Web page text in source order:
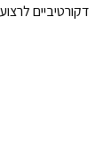
דקורטיביים